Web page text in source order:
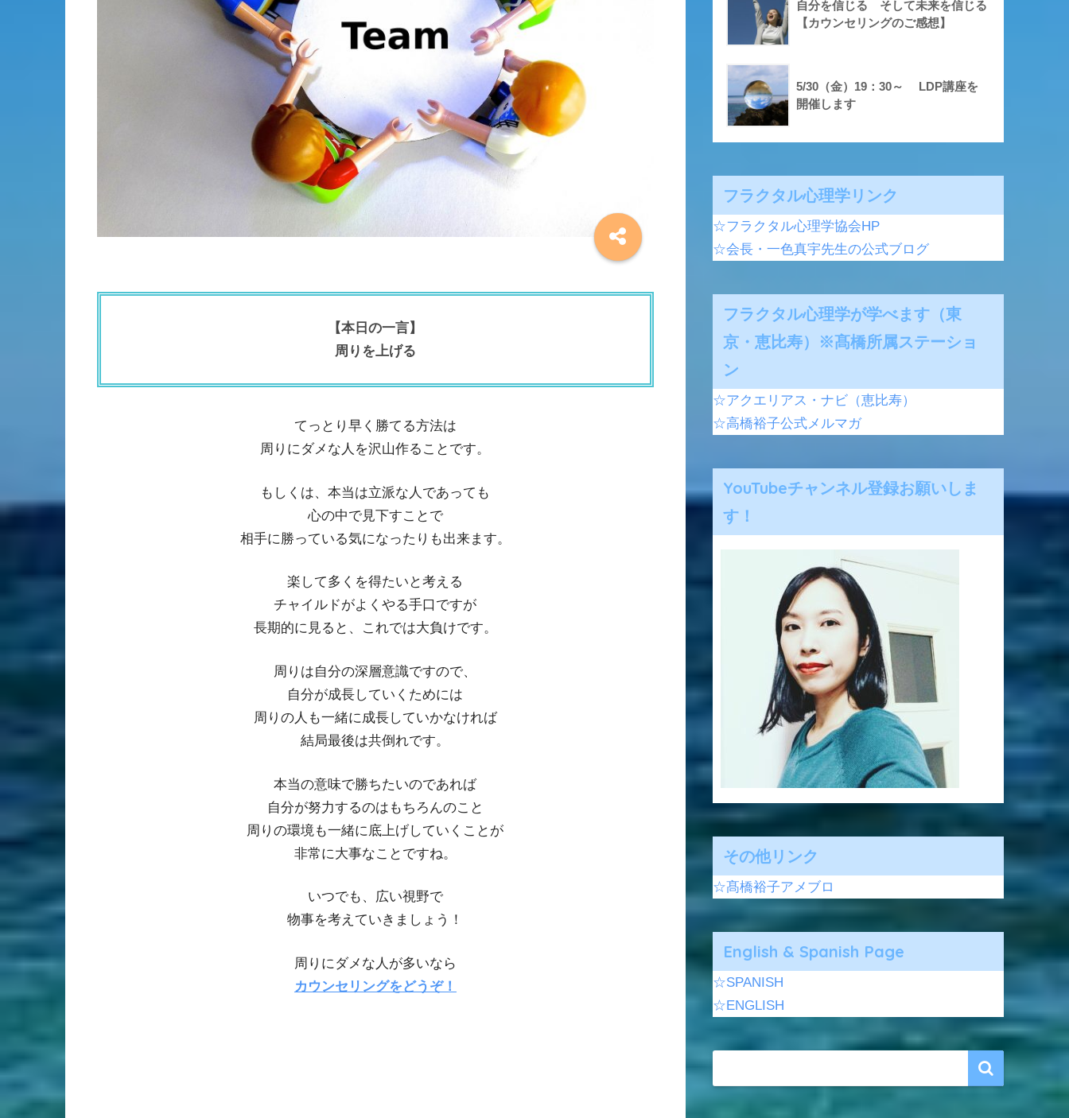
【本日の一言】
周りを上げる
てっとり早く勝てる方法は
周りにダメな人を沢山作ることです。
もしくは、本当は立派な人であっても
心の中で見下すことで
相手に勝っている気になったりも出来ます。
楽して多くを得たいと考える
チャイルドがよくやる手口ですが
長期的に見ると、これでは大負けです。
周りは自分の深層意識ですので、
自分が成長していくためには
周りの人も一緒に成長していかなければ
結局最後は共倒れです。
本当の意味で勝ちたいのであれば
自分が努力するのはもちろんのこと
周りの環境も一緒に底上げしていくことが
非常に大事なことですね。
いつでも、広い視野で
物事を考えていきましょう！
周りにダメな人が多いなら
カウンセリングをどうぞ！
自分を信じる そして未来を信じる
【カウンセリングのご感想】
5/30（金）19：30～ LDP講座を
開催します
フラクタル心理学リンク
☆フラクタル心理学協会HP
☆会長・一色真宇先生の公式ブログ
フラクタル心理学が学べます（東
京・恵比寿）※髙橋所属ステーショ
ン
☆アクエリアス・ナビ（恵比寿）
☆高橋裕子公式メルマガ
YouTubeチャンネル登録お願いしま
す！
その他リンク
☆髙橋裕子アメブロ
English & Spanish Page
☆SPANISH
☆ENGLISH